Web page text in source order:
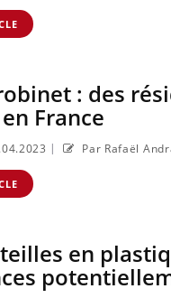
: des
France
| Par Rafaël
en